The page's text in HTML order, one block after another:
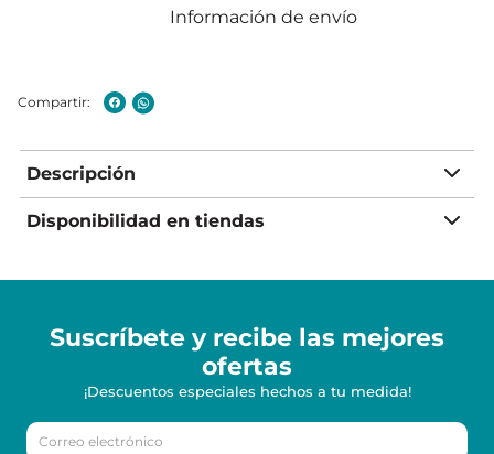
Información de envío
Descripción
Disponibilidad en tiendas
Suscríbete y recibe las mejores
ofertas
¡Descuentos especiales hechos a tu medida!